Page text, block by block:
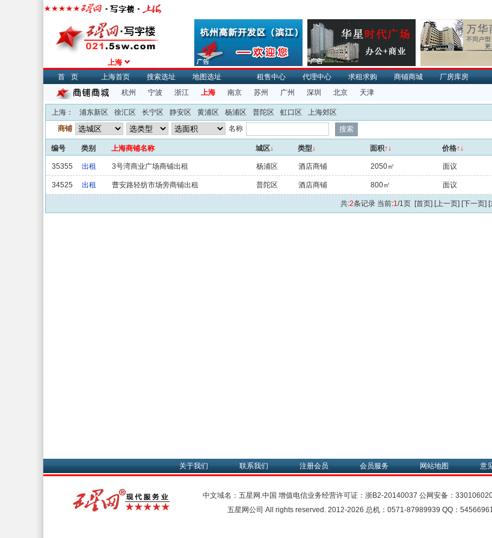
上海
首页
上海首页 搜索选址 地图选址 租售中心 代理中心 求租求购 商铺商城 厂房库房
杭州
宁波 浙江 上海 南京 苏州 广州 深圳 北京 天津
上海： 浦东新区 徐汇区 长宁区 静安区 黄浦区 杨浦区 普陀区 虹口区
上海郊区
商铺
名称
编号 类别 上海商铺名称 城区↓ 类型↓ 面积↑↓ 价格↑↓
35355 出租 3号湾商业广场商铺出租 杨浦区 酒店商铺 2050㎡ 面议
34525 出租 曹安路轻纺市场旁商铺出租 普陀区 酒店商铺 800㎡ 面议
共:2条记录 当前:1/1页 [首页] [上一页] [下一页] [
关于我们 联系我们 注册会员 会员服务 网站地图 意
中文域名：五星网.中国 增值电信业务经营许可证： 浙B2-20140037 公网安备：
五星网公司 All rights reserved. 2012-2026 总机：0571-87989939 QQ：